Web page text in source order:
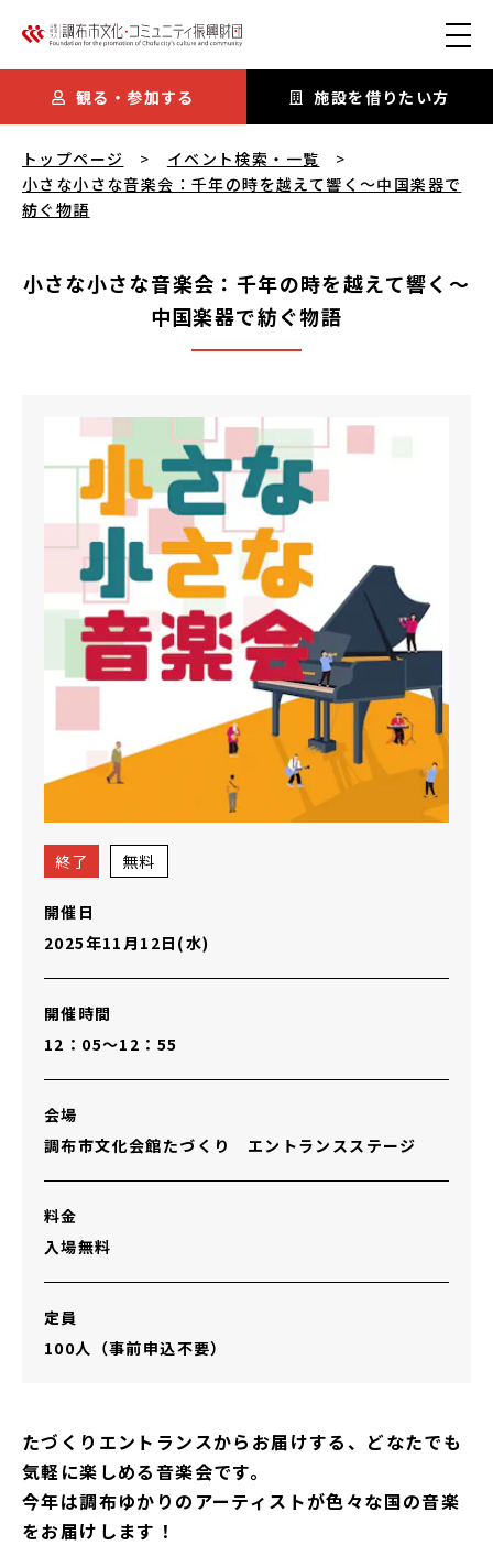
観る・参加する 施設を借りたい方
トップページ
イベント検索・一覧
小さな小さな音楽会：千年の時を越えて響く〜中国楽器で
紡ぐ物語
小さな小さな音楽会：千年の時を越えて響く〜
中国楽器で紡ぐ物語
小さな小さな音楽会：千年の時を越えて響く〜中国楽器で
終了 無料
開催日
2025年11月12日(水)
開催時間
12：05～12：55
会場
調布市文化会館たづくり エントランスステージ
料金
入場無料
定員
100人（事前申込不要）
たづくりエントランスからお届けする、どなたでも
気軽に楽しめる音楽会です。
今年は調布ゆかりのアーティストが色々な国の音楽
をお届けします！
小さな小さな音楽会：千年の時を越えて響く〜中国楽器で紡ぐ